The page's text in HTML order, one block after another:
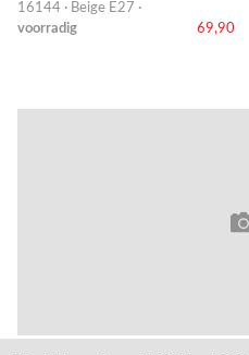
16144 · Beige E27 ·
voorradig
69,90